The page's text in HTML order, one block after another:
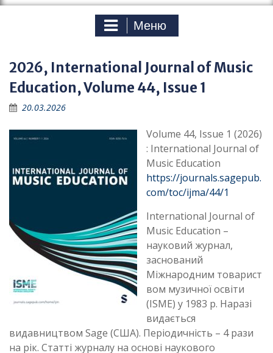
у
а
Меню
2026, International Journal of Music
Education, Volume 44, Issue 1
20.03.2026
Volume 44, Issue 1 (2026)
: International Journal of
Music Education
https://journals.sagepub.
com/toc/ijma/44/1
International Journal of
Music Education –
науковий журнал,
заснований
Міжнародним товарист
вом музичної освіти
(ISME) у 1983 р. Наразі
видається
видавництвом Sage (США). Періодичність – 4 рази
на рік. Статті журналу на основі наукового